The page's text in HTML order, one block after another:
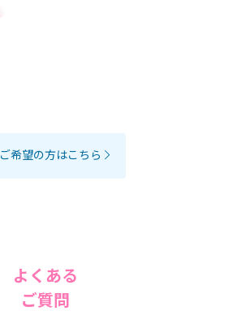
ご希望の方はこちら
よくある
ご質問